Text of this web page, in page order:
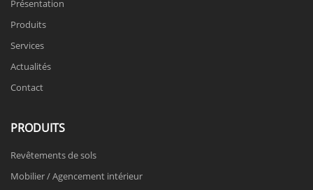
Présentation
Produits
Services
Actualités
Contact
PRODUITS
Revêtements de sols
Mobilier / Agencement intérieur